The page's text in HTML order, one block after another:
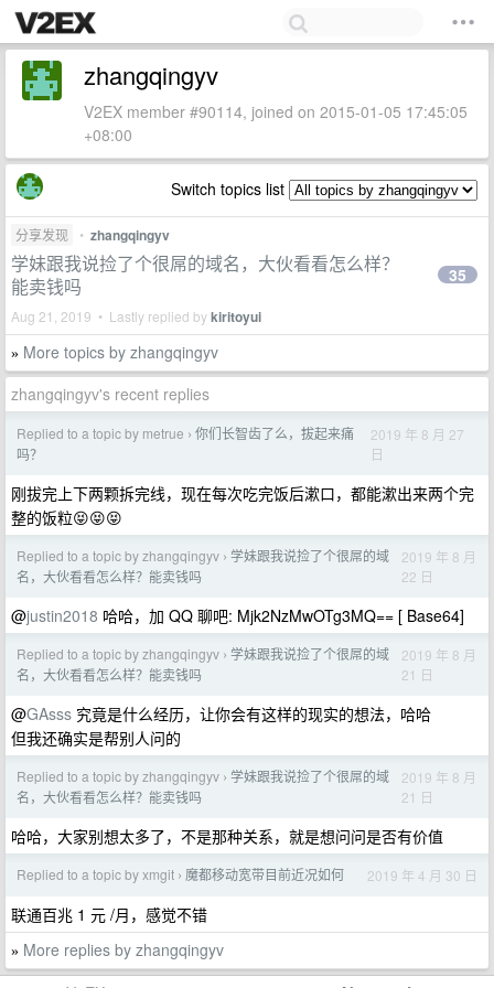
zhangqingyv
V2EX member #90114, joined on 2015-01-05 17:45:05
+08:00
Switch topics list
分享发现 • zhangqingyv
学妹跟我说捡了个很屌的域名，大伙看看怎么样？
能卖钱吗
Aug 21, 2019 • Lastly replied bykiritoyui
35
» More topics by zhangqingyv
zhangqingyv's recent replies
Replied to a topic by metrue › 你们长智齿了么，拔起来痛
吗？
2019 年 8 月 27
日
刚拔完上下两颗拆完线，现在每次吃完饭后漱口，都能漱出来两个完
整的饭粒😝😝😝
Replied to a topic by zhangqingyv › 学妹跟我说捡了个很屌的域
名，大伙看看怎么样？能卖钱吗
2019 年 8 月
22 日
@justin2018 哈哈，加 QQ 聊吧: Mjk2NzMwOTg3MQ== [ Base64]
Replied to a topic by zhangqingyv › 学妹跟我说捡了个很屌的域
名，大伙看看怎么样？能卖钱吗
2019 年 8 月
21 日
@GAsss 究竟是什么经历，让你会有这样的现实的想法，哈哈
但我还确实是帮别人问的
Replied to a topic by zhangqingyv › 学妹跟我说捡了个很屌的域
名，大伙看看怎么样？能卖钱吗
2019 年 8 月
21 日
哈哈，大家别想太多了，不是那种关系，就是想问问是否有价值
Replied to a topic by xmgit › 魔都移动宽带目前近况如何 2019 年 4 月 30 日
联通百兆 1 元 /月，感觉不错
» More replies by zhangqingyv